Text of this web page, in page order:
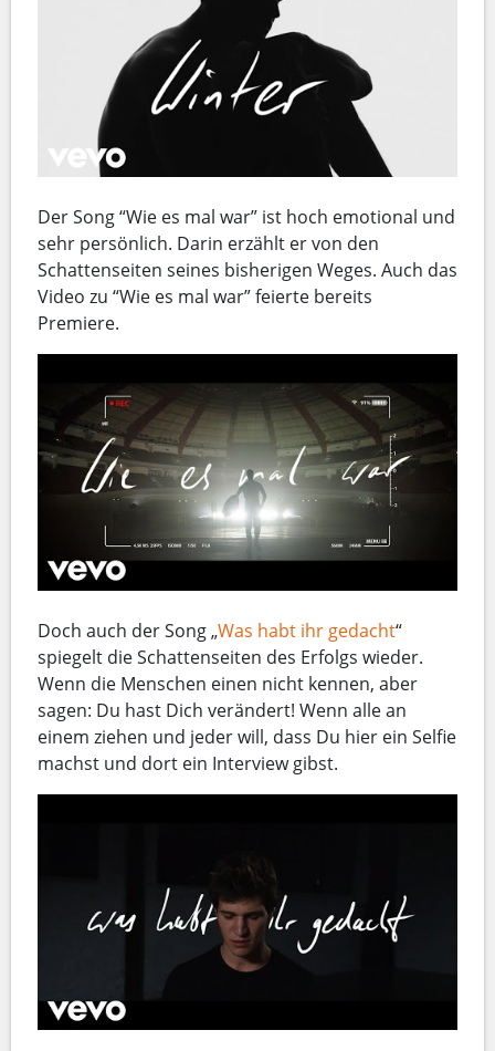
Der Song “Wie es mal war” ist hoch emotional und
sehr persönlich. Darin erzählt er von den
Schattenseiten seines bisherigen Weges. Auch das
Video zu “Wie es mal war” feierte bereits
Premiere.
Doch auch der Song „Was habt ihr gedacht“
spiegelt die Schattenseiten des Erfolgs wieder.
Wenn die Menschen einen nicht kennen, aber
sagen: Du hast Dich verändert! Wenn alle an
einem ziehen und jeder will, dass Du hier ein Selfie
machst und dort ein Interview gibst.